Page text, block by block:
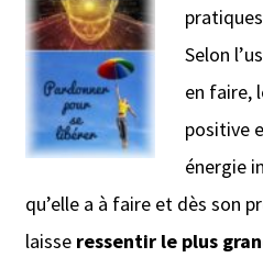
Selon
en faire,
positive
énergie
qu’elle a à faire et dès son
laisse ressentir le plus